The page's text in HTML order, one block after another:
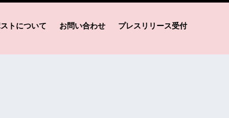
トについて お問い合わせ プレスリリース受付